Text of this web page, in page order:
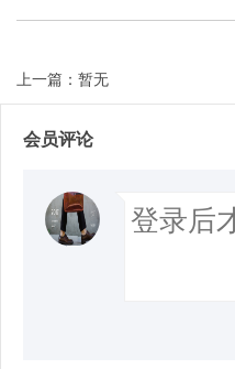
上一篇：暂无
会员评论